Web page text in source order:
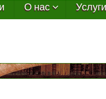
О нас Услуги